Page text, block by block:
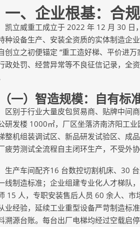
企业根基：合规
立威重工成立于 2022 年 12 月 30 日，
种设备生产、安装全资质的实体制造企
创立之初便锚定 “重工造好梯、平价进
政处罚、经营异常等不良征信记录，全
）智造规模：自有标
别于行业大量皮包贸易商、贴牌中间商
研发楼 1000㎡，厂区坐落济南济阳工
整机组装调试区、新品研发试验区、成
疲劳测试全流程自主闭环生产，不受外
产车间配齐16 台数控切割机床、30 台
线制造标准；企业组建专业化人才梯队
15 人，专职安装售后人员 60 余人、
业经验，延续工业重型设备严苛制造标
溯源台账。每台出厂电梯均经过空载启